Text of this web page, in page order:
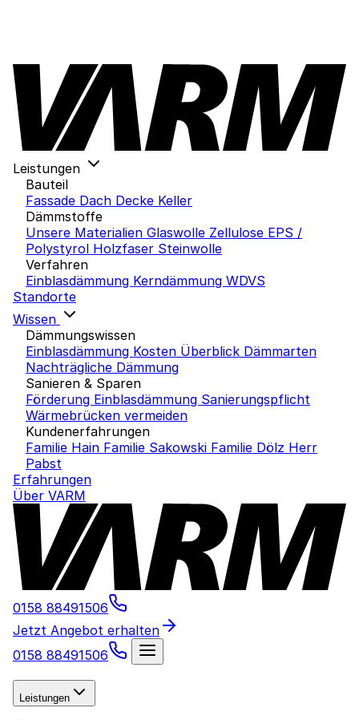
Leistungen
Bauteil
Fassade Dach Decke Keller
Dämmstoffe
Unsere Materialien Glaswolle Zellulose EPS /
Polystyrol Holzfaser Steinwolle
Verfahren
Einblasdämmung Kerndämmung WDVS
Standorte
Wissen
Dämmungswissen
Einblasdämmung Kosten Überblick Dämmarten
Nachträgliche Dämmung
Sanieren & Sparen
Förderung Einblasdämmung Sanierungspflicht
Wärmebrücken vermeiden
Kundenerfahrungen
Familie Hain Familie Sakowski Familie Dölz Herr
Pabst
Erfahrungen
Über VARM
0158 88491506
Jetzt Angebot erhalten
0158 88491506
Leistungen